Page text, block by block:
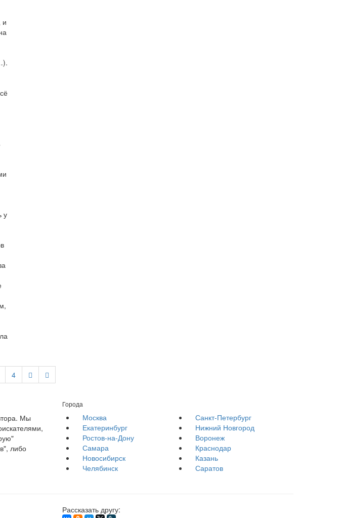
и
у
4
Мы
либо
Города
Москва
Санкт-Петербург
Екатеринбург
Нижний Новгород
Ростов-на-Дону
Воронеж
Самара
Краснодар
Новосибирск
Казань
Челябинск
Саратов
Рассказать другу: